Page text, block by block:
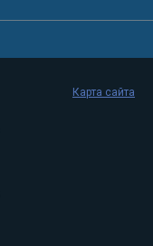
Карта сайта